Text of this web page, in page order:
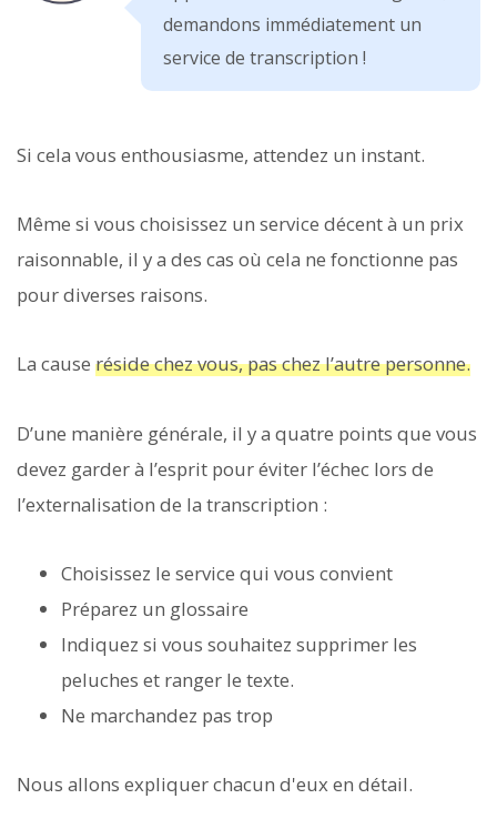
demandons immédiatement un
service de transcription !
Si cela vous enthousiasme, attendez un instant.
Même si vous choisissez un service décent à un prix
raisonnable, il y a des cas où cela ne fonctionne pas
pour diverses raisons.
La cause réside chez vous, pas chez l’autre personne.
D’une manière générale, il y a quatre points que vous
devez garder à l’esprit pour éviter l’échec lors de
l’externalisation de la transcription :
Choisissez le service qui vous convient
Préparez un glossaire
Indiquez si vous souhaitez supprimer les
peluches et ranger le texte.
Ne marchandez pas trop
Nous allons expliquer chacun d'eux en détail.